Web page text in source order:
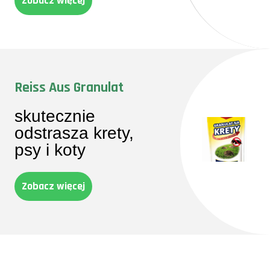
Reiss Aus Granulat
skutecznie
odstrasza krety,
psy i koty
Zobacz więcej